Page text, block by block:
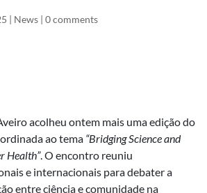
| News | 0 comments
acolheu ontem mais uma edição do
ao tema “Bridging Science and
Health”. O encontro reuniu
e internacionais para debater a
entre ciência e comunidade na